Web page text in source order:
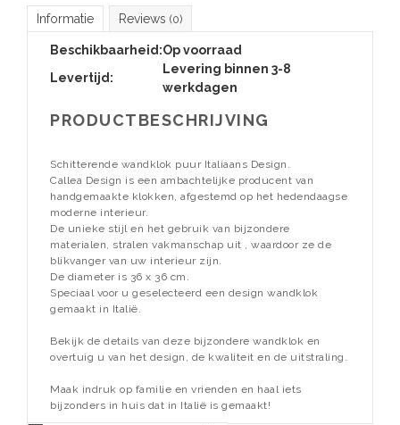
Informatie Reviews (0)
Beschikbaarheid:Op voorraad
Levertijd:
Levering binnen 3-8
werkdagen
PRODUCTBESCHRIJVING
Schitterende wandklok puur Italiaans Design.
Callea Design is een ambachtelijke producent van
handgemaakte klokken, afgestemd op het hedendaagse
moderne interieur.
De unieke stijl en het gebruik van bijzondere
materialen, stralen vakmanschap uit , waardoor ze de
blikvanger van uw interieur zijn.
De diameter is 36 x 36 cm.
Speciaal voor u geselecteerd een design wandklok
gemaakt in Italië.
Bekijk de details van deze bijzondere wandklok en
overtuig u van het design, de kwaliteit en de uitstraling.
Maak indruk op familie en vrienden en haal iets
bijzonders in huis dat in Italië is gemaakt!